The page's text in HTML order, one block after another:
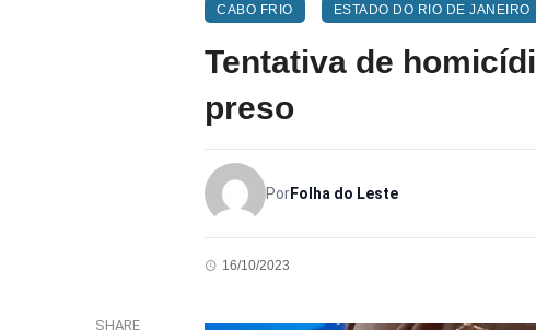
CABO FRIO ESTADO DO RIO DE JANEIRO
Tentativa de
preso
PorFolha do Leste
16/10/2023
SHARE